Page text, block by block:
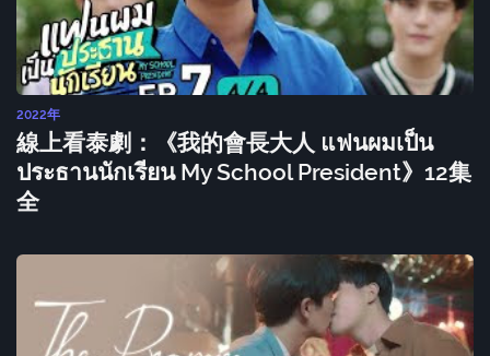
2022年
線上看泰劇：《我的會長大人 แฟนผมเป็น
ประธานนักเรียน My School President》12集
全